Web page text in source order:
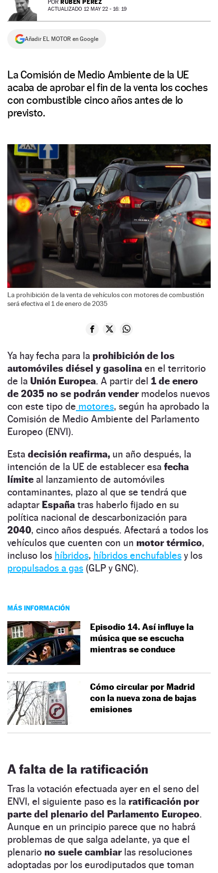
NEWSLETTER
SÍGUENOS
POR RUBÉN PÉREZ
ACTUALIZADO 12 MAY 22 - 16: 19
Añadir EL MOTOR en Google
La Comisión de Medio Ambiente de la UE
acaba de aprobar el fin de la venta los coches
con combustible cinco años antes de lo
previsto.
La prohibición de la venta de vehículos con motores de combustión
será efectiva el 1 de enero de 2035
Ya hay fecha para la prohibición de los
automóviles diésel y gasolina en el territorio
de la Unión Europea. A partir del 1 de enero
de 2035 no se podrán vendermodelos nuevos
con este tipo de motores, según ha aprobado la
Comisión de Medio Ambiente del Parlamento
Europeo (ENVI).
Esta decisión reafirma, un año después, la
intención de la UE de establecer esa fecha
límite al lanzamiento de automóviles
contaminantes, plazo al que se tendrá que
adaptar España tras haberlo fijado en su
política nacional de descarbonización para
2040, cinco años después. Afectará a todos los
vehículos que cuenten con un motor térmico,
incluso los híbridos, híbridos enchufables y los
propulsados a gas (GLP y GNC).
MÁS INFORMACIÓN
Episodio 14. Así influye la
música que se escucha
mientras se conduce
Cómo circular por Madrid
con la nueva zona de bajas
emisiones
A falta de la ratificación
Tras la votación efectuada ayer en el seno del
ENVI, el siguiente paso es la ratificación por
parte del plenario del Parlamento Europeo.
Aunque en un principio parece que no habrá
problemas de que salga adelante, ya que el
plenario no suele cambiar las resoluciones
adoptadas por los eurodiputados que toman